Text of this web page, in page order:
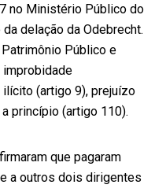
no Ministério Público do
delação da Odebrecht.
Público e
(artigo 9), prejuízo
princípio (artigo 110).
que pagaram
a outros dois dirigentes